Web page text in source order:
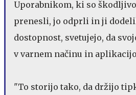
Uporabnikom, ki so
prenesli, jo odprli in ji
dostopnost, svetujejo, da
v varnem načinu in
"To storijo tako, da držijo